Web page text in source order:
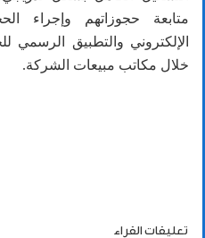
متابعة حجوزاتهم وإجراء
الإلكتروني والتطبيق الرسمي
خلال مكاتب مبيعات الشركة.
تعليقات القراء